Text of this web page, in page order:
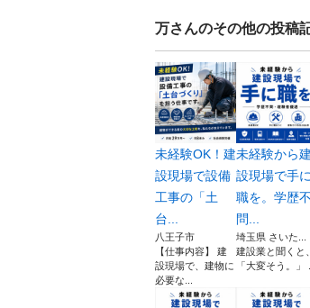
万さんのその他の投稿
未経験OK！建
設現場で設備
工事の「土
台...
八王子市
【仕事内容】 建
設現場で、建物に
必要な...
未経験から建
設現場で手に
職を。学歴不
問...
埼玉県 さいた...
建設業と聞くと、
「大変そう。」 ...